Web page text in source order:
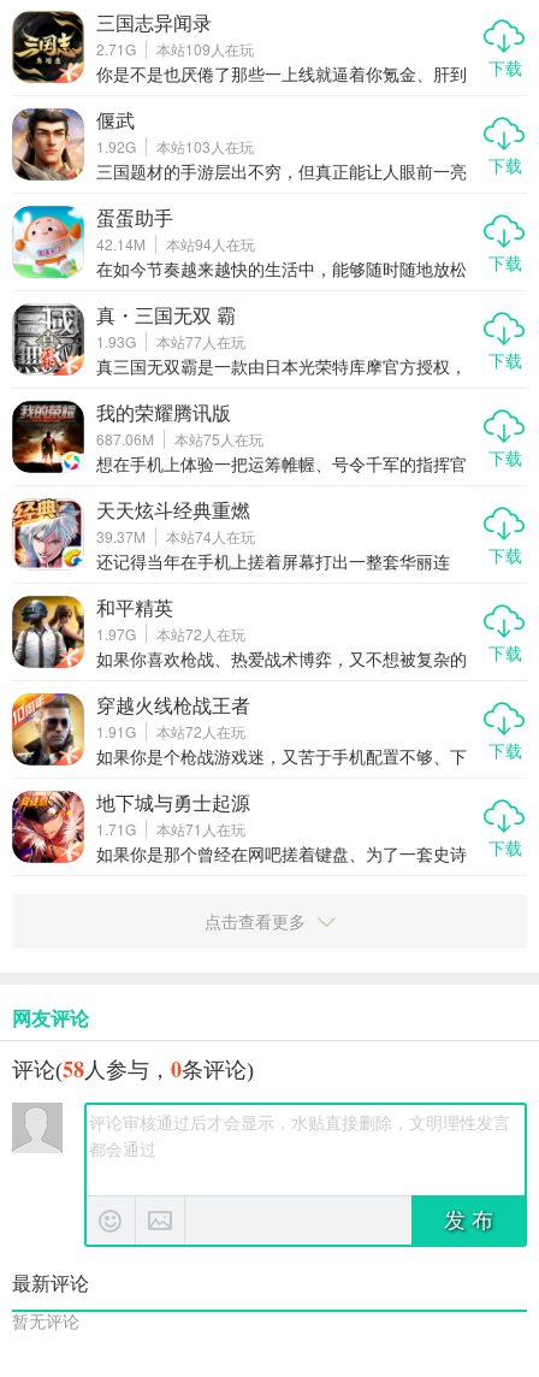
国民级手游。这不仅仅是一款手机游戏，它更像是
一场全民参与的电竞狂欢，一个靠操作和意识说话
的公平竞技场。在这里，没有无敌的氪金英雄，只
有不断进阶的技术与团队配合。无论你是喜欢秀操
作的孤胆英雄，还是愿意默默辅助的幕后功臣，王
者荣耀都能给你一席之地。
三国志异闻录
2.71G 本站109 人在玩
你是不是也厌倦了那些一上线就逼着你氪金、肝到
也能玩得爽的三国题材新游杀进市场——三国志异
闻录。这可不是又一款换皮卡牌堆战力的游戏，它
是腾讯首款Q版回合制RPG，主打轻松收集、开放
养成、自由交易，甚至还能搬砖赚点零花钱。没
错，它把“策略”两个字重新捡了起来，不再比谁充得
多，而是看谁玩得聪明。今天咱们就好好聊聊，为
什么这款看似萌系实则硬核的手游，正在悄悄改变
你对三国游戏的认知。
下载
偃武
1.92G 本站103 人在玩
三国题材的手游层出不穷，但真正能让人眼前一亮
戏中脱颖而出的作品。它不仅将三国历史与战略玩
法深度融合，还通过高品质的画面、万人同屏的即
时战斗以及真实细腻的单位设定，为玩家带来前所
未有的沉浸式体验。如果你是策略游戏爱好者，又
对三国文化情有独钟，那么《偃武》绝对值得一
试。
下载
蛋蛋助手
42.14M 本站94 人在玩
在如今节奏越来越快的生活中，能够随时随地放松
的休闲点消类手游蛋蛋助手，正是这样一款让人一
玩就停不下来的小清新游戏。它不仅玩法简单、操
作轻松，还融合了丰富的关卡设计和趣味元素，无
论是通勤途中还是休息时间，都能让你轻松上手、
快乐消除。如果你正在寻找一款既能打发时间又能
带来成就感的休闲游戏，那么蛋蛋助手绝对值得你
一试。
下载
真・三国无双 霸
1.93G 本站77人在玩
真三国无双霸是一款由日本光荣特库摩官方授权，
的“真三国无双”系列为蓝本，完美还原了主机端的核
心玩法与精髓，同时针对移动端进行了优化和创
新。玩家可以化身三国时期的猛将，体验一骑当千
的快感，感受群雄逐鹿、乱世纷争的独特魅力。游
戏不仅保留了原作的经典元素，还加入了更多适合
手机平台的新特性，让玩家随时随地都能享受热血
沸腾的战斗乐趣。
下载
我的荣耀腾讯版
687.06M 本站75 人在玩
想在手机上体验一把运筹帷幄、号令千军的指挥官
权？那就别错过最近火出圈的我的荣耀腾讯版！这
可不是那种点点点就能通关的挂机游戏，而是一款
真刀真枪拼策略、拼操作、拼联盟智慧的多人在线
战争手游。在这里，你不是一个人在战斗，而是作
为一方阵营的核心指挥官，从零开始建造基地、训
练部队、研发科技，联合战友一步步打下江山。资
源争夺、领土扩张、间谍渗透、联盟博弈……所有
你能想到的战争戏码，这里全都有。如果你厌倦了
千篇一律的割草玩法，渴望一场真正烧脑又热血的
全球大战，那我的荣耀腾讯版绝
下载
天天炫斗经典重燃
39.37M 本站74 人在玩
还记得当年在手机上搓着屏幕打出一整套华丽连
数动作游戏爱好者热血沸腾的《天天炫斗》回来
了！不是换皮，不是缝合，而是真真正正的经典重
燃——2025全新版本天天炫斗经典重燃强势上线，
原班手感回归，打击感拉满，连招系统全面进化，
带你重回指尖格斗的黄金年代。这一次，不只是怀
旧，更是一场动作手游的全面觉醒。
下载
和平精英
1.97G 本站72 人在玩
如果你喜欢枪战、热爱战术博弈，又不想被复杂的
吃鸡游戏。它不只是简单的射击手游，而是一场融
合了策略、反应和团队协作的指尖战场。从画质到
手感，从地图设计到社交体验，每一个细节都在告
诉你：这才是真正的移动端战术竞技。
下载
穿越火线枪战王者
1.91G 本站72 人在玩
如果你是个枪战游戏迷，又苦于手机配置不够、下
线枪战王者来了，而且是以“云游戏”的方式直接甩开
硬件限制，点开就玩，不占内存，不发烫，低配机
也能畅快刚枪。这不仅仅是一款经典IP的手游延
续，更是一次真正意义上的移动射击革命。它把端
游级别的操作感、竞技性、地图设计原汁原味搬到
适配问题。想随时随地来一把爆头对决？现在真的
下载
地下城与勇士起源
1.71G 本站71 人在玩
如果你是那个曾经在网吧搓着键盘、为了一套史诗
感，终于原汁原味地搬上了手机——地下城与勇士
起源，不只是情怀复刻，更是一次真正能打的手游
大陆的冒险，真的能打。
下载
点击查看更多
网友评论
评论(58 人参与， 0条评论)
发 布
最新评论
暂无评论